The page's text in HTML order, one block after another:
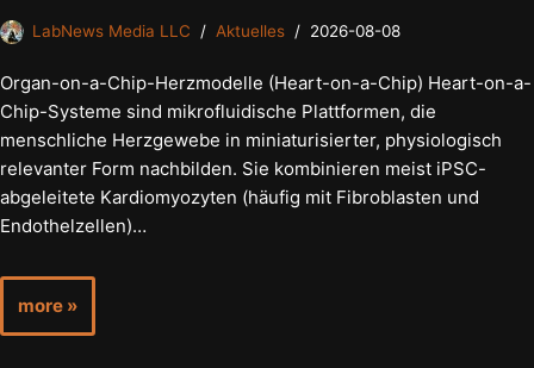
LabNews Media LLC Aktuelles 2026-08-08
Organ-on-a-Chip-Herzmodelle (Heart-on-a-Chip) Heart-on-a-
Chip-Systeme sind mikrofluidische Plattformen, die
menschliche Herzgewebe in miniaturisierter, physiologisch
relevanter Form nachbilden. Sie kombinieren meist iPSC-
abgeleitete Kardiomyozyten (häufig mit Fibroblasten und
Endothelzellen)…
more »